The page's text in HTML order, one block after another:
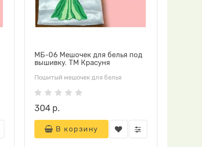
МБ-06 Мешочек для белья под
вышивку. ТМ Красуня
Пошитый мешочек для белья
304 р.
В корзину